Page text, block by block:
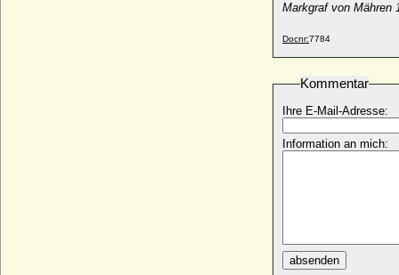
Markgraf von Mähren
Docnr:7784
Kommentar
Ihre E-Mail-Adresse:
Information an mich:
absenden